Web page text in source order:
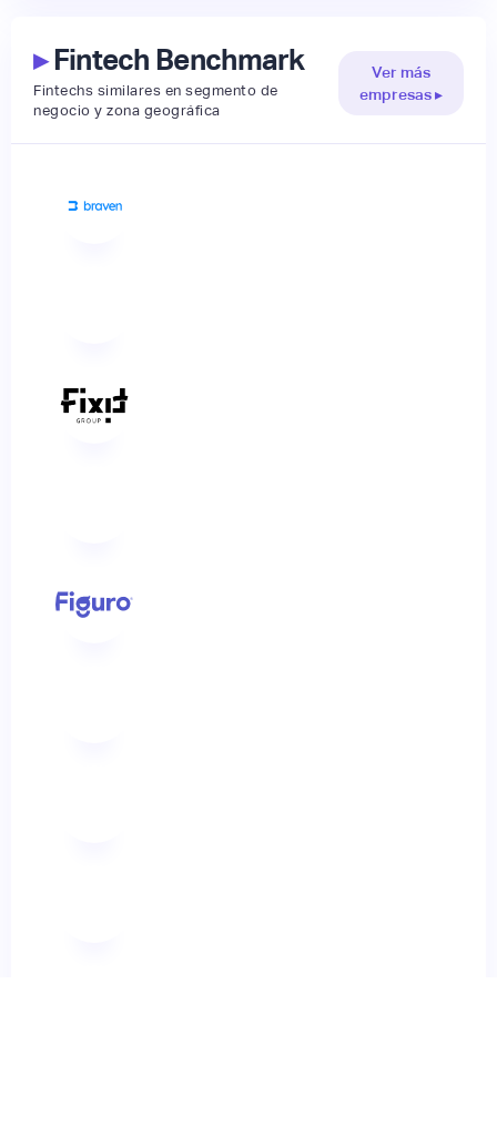
▸Fintech Benchmark
Fintechs similares en segmento de
negocio y zona geográfica
Ver más
empresas ▸